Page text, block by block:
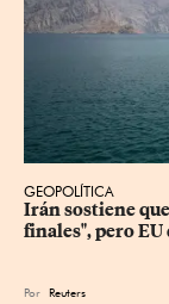
GEOPOLÍTICA
Irán sostiene
finales", pero
Por Reuters